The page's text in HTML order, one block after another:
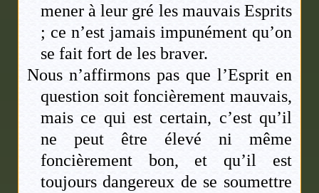
mener à leur gré les mauvais Esprits
; ce n’est jamais impunément qu’on
se fait fort de les braver.
Nous n’affirmons pas que l’Esprit en
question soit foncièrement mauvais,
mais ce qui est certain, c’est qu’il
ne peut être élevé ni même
foncièrement bon, et qu’il est
toujours dangereux de se soumettre